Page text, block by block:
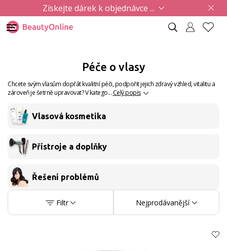
Získejte dárek k objednávce ...
Péče o vlasy
Chcete svým vlasům dopřát kvalitní péči, podpořit jejich zdravý vzhled, vitalitu a
zároveň je šetrně upravovat? V katego... Celý popis
Vlasová kosmetika
Přístroje a doplňky
Řešení problémů
Filtr Nejprodávanější